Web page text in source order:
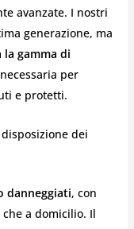
avanzate. I nostri
generazione, ma
gamma di
per
e protetti.
dei
danneggiati, con
a domicilio. Il